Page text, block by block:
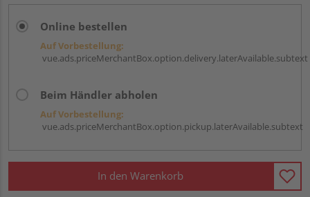
Online bestellen
Auf Vorbestellung:
vue.ads.priceMerchantBox.option.delivery.laterAvailable.subtext
Beim Händler abholen
Auf Vorbestellung:
vue.ads.priceMerchantBox.option.pickup.laterAvailable.subtext
In den Warenkorb